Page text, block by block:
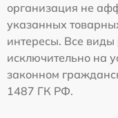
организация не
указанных
интересы. Все
исключительно на
законном
1487 ГК РФ.